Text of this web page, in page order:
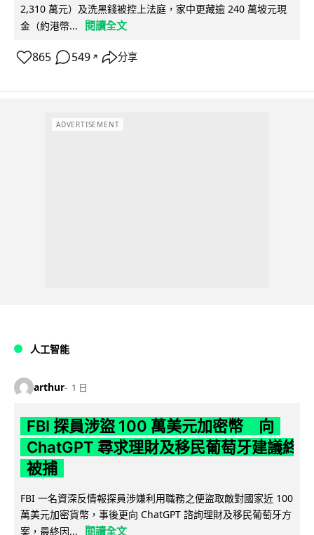
2,310 萬元）及洗黑錢被控上法庭，家中更藏逾 240 萬坡元現
金（約港幣...
閱讀全文
865 549 ↗ 分享
ADVERTISEMENT
人工智能
arthur 1 日
FBI 探員涉盜 100 萬美元加密幣 向
ChatGPT 尋求理財及移民葡萄牙建議終
被捕
FBI 一名資深反情報探員涉嫌利用職務之便盜取敵對國家近 100
萬美元加密貨幣，事後更向 ChatGPT 諮詢理財及移民葡萄牙方
案，最終因...
閱讀全文